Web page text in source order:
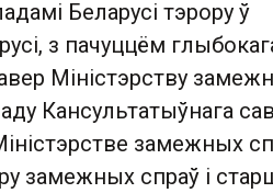
Беларусі тэрору ў
з пачуццём
Міністэрству
Кансультатыўнага
замежных
замежных спраў і